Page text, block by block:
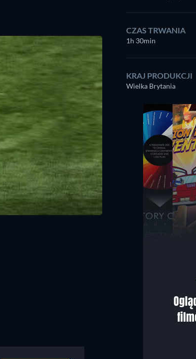
CZAS TRWANIA
1h 30min
KRAJ PRODUKCJI
Wielka Brytania